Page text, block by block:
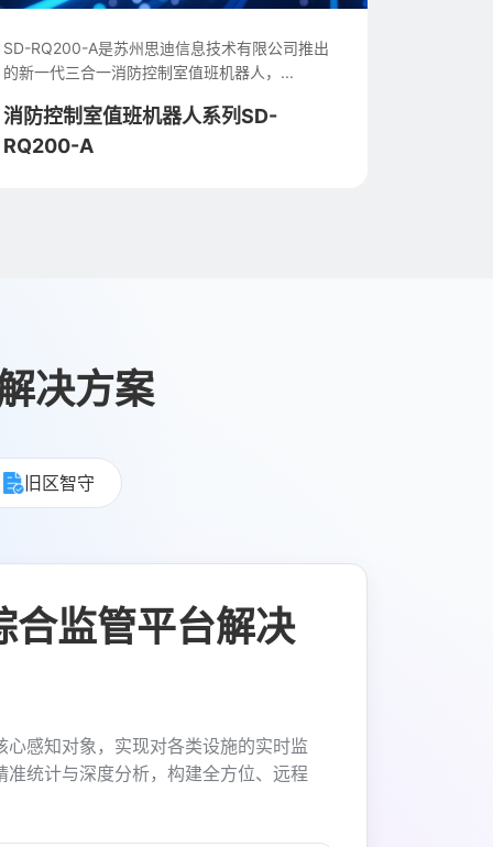
消防控制室值班机器人 ( SD-R100-B) 是苏州思迪
信息技术有限公司推出的新一代产品...
消防控制室值班机器人系列SD-R100-
B
决方案
旧区智守
合监管平台解决
感知对象，实现对各类设施的实时监
统计与深度分析，构建全方位、远程